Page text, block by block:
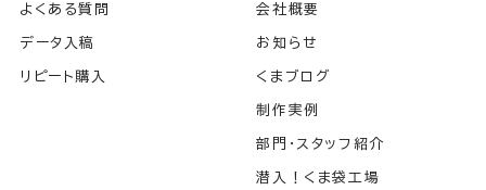
よくある質問
データ入稿
リピート購入
会社概要
お知らせ
くまブログ
制作実例
部門・スタッフ紹介
潜入！くま袋工場